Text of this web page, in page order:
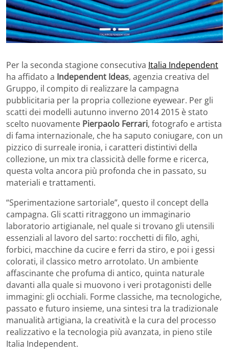
Per la seconda stagione consecutiva Italia Independent
ha affidato a Independent Ideas, agenzia creativa del
Gruppo, il compito di realizzare la campagna
pubblicitaria per la propria collezione eyewear. Per gli
scatti dei modelli autunno inverno 2014 2015 è stato
scelto nuovamente Pierpaolo Ferrari, fotografo e artista
di fama internazionale, che ha saputo coniugare, con un
pizzico di surreale ironia, i caratteri distintivi della
collezione, un mix tra classicità delle forme e ricerca,
questa volta ancora più profonda che in passato, su
materiali e trattamenti.
“Sperimentazione sartoriale”, questo il concept della
campagna. Gli scatti ritraggono un immaginario
laboratorio artigianale, nel quale si trovano gli utensili
essenziali al lavoro del sarto: rocchetti di filo, aghi,
forbici, macchine da cucire e ferri da stiro, e poi i gessi
colorati, il classico metro arrotolato. Un ambiente
affascinante che profuma di antico, quinta naturale
davanti alla quale si muovono i veri protagonisti delle
immagini: gli occhiali. Forme classiche, ma tecnologiche,
passato e futuro insieme, una sintesi tra la tradizionale
manualità artigiana, la creatività e la cura del processo
realizzativo e la tecnologia più avanzata, in pieno stile
Italia Independent.